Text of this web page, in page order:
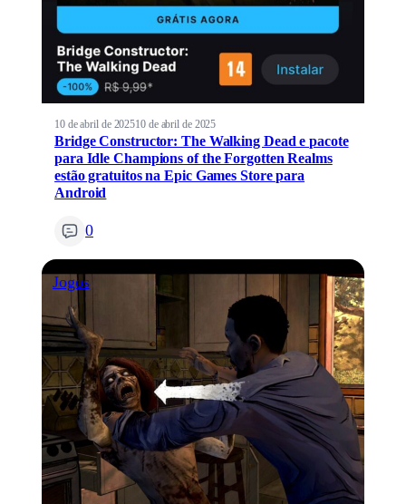
10 de abril de 202510 de abril de 2025
Bridge Constructor: The Walking Dead e pacote
para Idle Champions of the Forgotten Realms
estão gratuitos na Epic Games Store para
Android
0
Jogos